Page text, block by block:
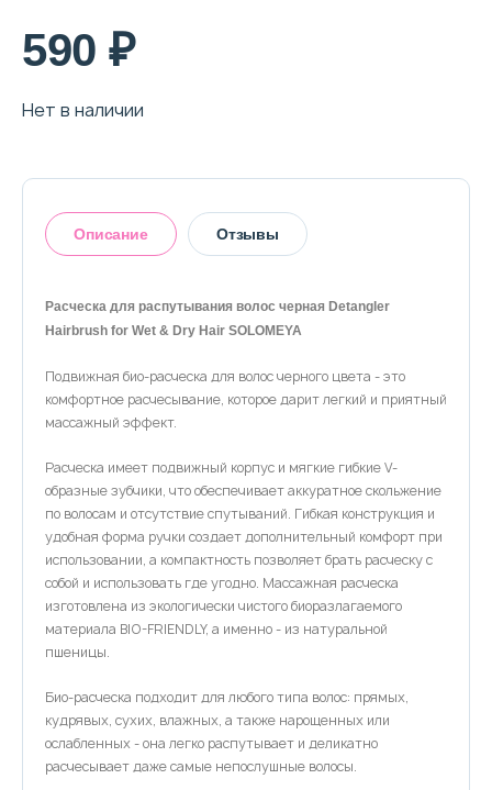
590 ₽
Нет в наличии
Описание Отзывы
Расческа для распутывания волос черная Detangler
Hairbrush for Wet & Dry Hair SOLOMEYA
Подвижная био-расческа для волос черного цвета - это
комфортное расчесывание, которое дарит легкий и приятный
массажный эффект.
Расческа имеет подвижный корпус и мягкие гибкие V-
образные зубчики, что обеспечивает аккуратное скольжение
по волосам и отсутствие спутываний. Гибкая конструкция и
удобная форма ручки создает дополнительный комфорт при
использовании, а компактность позволяет брать расческу с
собой и использовать где угодно. Массажная расческа
изготовлена из экологически чистого биоразлагаемого
материала BIO-FRIENDLY, а именно - из натуральной
пшеницы.
Био-расческа подходит для любого типа волос: прямых,
кудрявых, сухих, влажных, а также нарощенных или
ослабленных - она легко распутывает и деликатно
расчесывает даже самые непослушные волосы.